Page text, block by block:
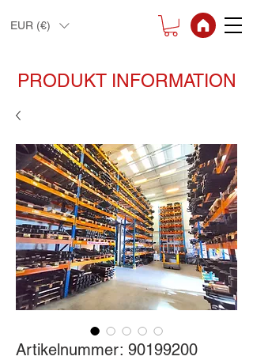
EUR (€)
PRODUKT INFORMATION
Artikelnummer: 90199200